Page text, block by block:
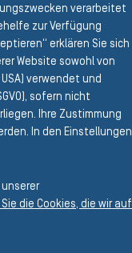
verarbeitet
zur Verfügung
erklären Sie sich
Website sowohl von
verwendet und
sofern nicht
Ihre Zustimmung
In den Einstellungen
die Cookies, die wir auf